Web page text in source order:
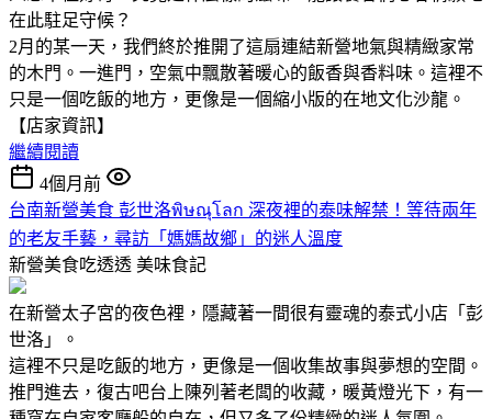
在此駐足守候？
2月的某一天，我們終於推開了這扇連結新營地氣與精緻家常
的木門。一進門，空氣中飄散著暖心的飯香與香料味。這裡不
只是一個吃飯的地方，更像是一個縮小版的在地文化沙龍。
【店家資訊】
繼續閱讀
4個月前
台南新營美食 彭世洛พิษณุโลก 深夜裡的泰味解禁！等待兩年
的老友手藝，尋訪「媽媽故鄉」的迷人溫度
新營美食吃透透 美味食記
在新營太子宮的夜色裡，隱藏著一間很有靈魂的泰式小店「彭
世洛」。
這裡不只是吃飯的地方，更像是一個收集故事與夢想的空間。
推門進去，復古吧台上陳列著老闆的收藏，暖黃燈光下，有一